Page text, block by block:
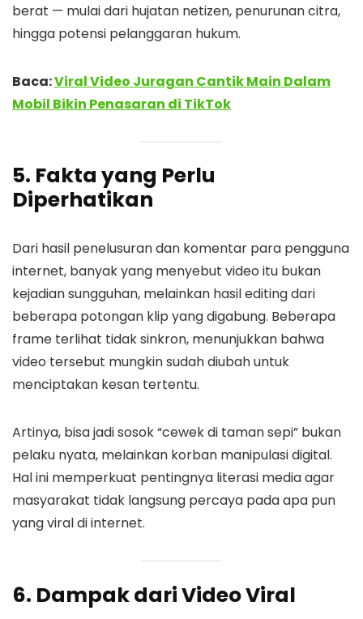
berat — mulai dari hujatan netizen, penurunan citra,
hingga potensi pelanggaran hukum.
Baca:Viral Video Juragan Cantik Main Dalam
Mobil Bikin Penasaran di TikTok
5. Fakta yang Perlu
Diperhatikan
Dari hasil penelusuran dan komentar para pengguna
internet, banyak yang menyebut video itu bukan
kejadian sungguhan, melainkan hasil editing dari
beberapa potongan klip yang digabung. Beberapa
frame terlihat tidak sinkron, menunjukkan bahwa
video tersebut mungkin sudah diubah untuk
menciptakan kesan tertentu.
Artinya, bisa jadi sosok “cewek di taman sepi” bukan
pelaku nyata, melainkan korban manipulasi digital.
Hal ini memperkuat pentingnya literasi media agar
masyarakat tidak langsung percaya pada apa pun
yang viral di internet.
6. Dampak dari Video Viral